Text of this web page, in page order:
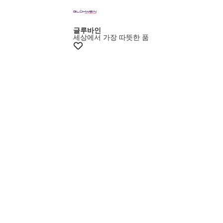
+10% 쿠폰
글루바인
세상에서 가장 따뜻한 품